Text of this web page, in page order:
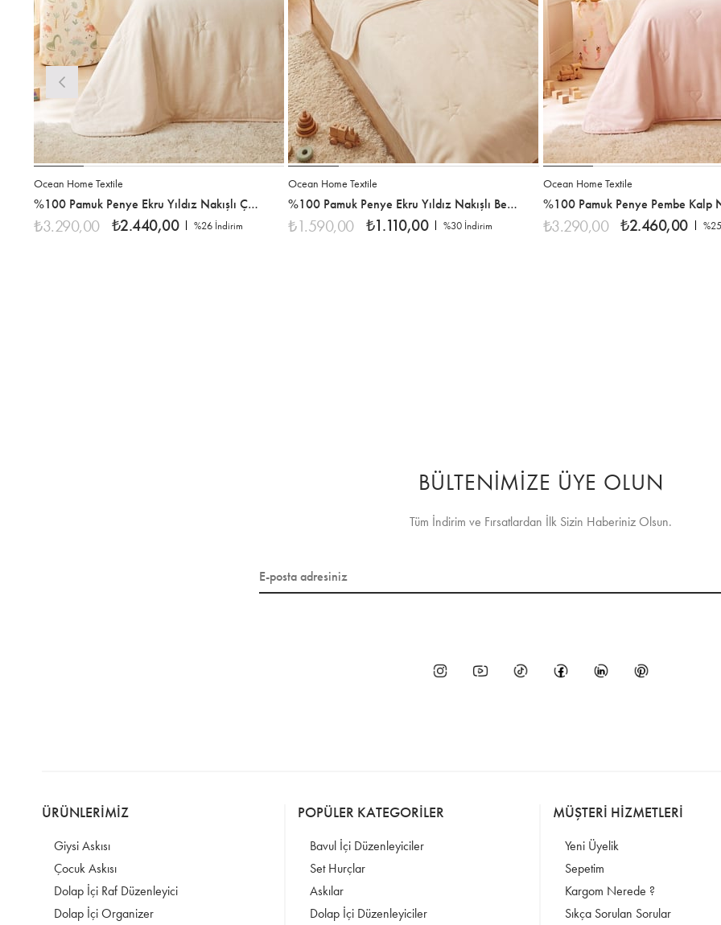
Ocean Home Textile
%100 Pamuk Penye Ekru Yıldız Nakışlı Çocuk Tek Kişilik Çok Amaçlı Örtü 155 x 215 cm
₺2.440,00
₺3.290,00 %26 İndirim
Ocean Home Textile
%100 Pamuk Penye Ekru Yıldız Nakışlı Bebek Çok Amaçlı Örtü 90 x 120 cm
₺1.110,00
₺1.590,00 %30 İndirim
Ocean Home Textile
₺2.460,00
₺3.290,00 %25
BÜLTENİMİZE ÜYE OLUN
Tüm İndirim ve Fırsatlardan İlk Sizin Haberiniz Olsun.
ÜRÜNLERİMİZ
Giysi Askısı
Çocuk Askısı
Dolap İçi Raf Düzenleyici
Dolap İçi Organizer
POPÜLER KATEGORİLER
Bavul İçi Düzenleyiciler
Set Hurçlar
Askılar
Dolap İçi Düzenleyiciler
MÜŞTERİ HİZMETLERİ
Yeni Üyelik
Sepetim
Kargom Nerede ?
Sıkça Sorulan Sorular